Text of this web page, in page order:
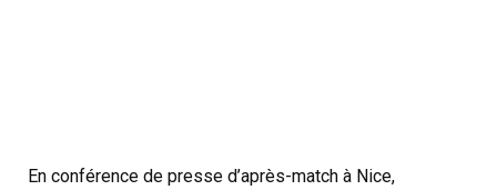
En conférence de presse d’après-match à Nice,